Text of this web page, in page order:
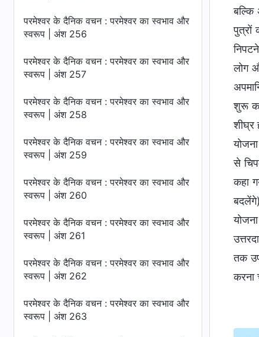
परमेश्वर के दैनिक वचन : परमेश्वर का स्वभाव और
स्वरूप | अंश 256
परमेश्वर के दैनिक वचन : परमेश्वर का स्वभाव और
स्वरूप | अंश 257
परमेश्वर के दैनिक वचन : परमेश्वर का स्वभाव और
स्वरूप | अंश 258
परमेश्वर के दैनिक वचन : परमेश्वर का स्वभाव और
स्वरूप | अंश 259
परमेश्वर के दैनिक वचन : परमेश्वर का स्वभाव और
स्वरूप | अंश 260
परमेश्वर के दैनिक वचन : परमेश्वर का स्वभाव और
स्वरूप | अंश 261
परमेश्वर के दैनिक वचन : परमेश्वर का स्वभाव और
स्वरूप | अंश 262
परमेश्वर के दैनिक वचन : परमेश्वर का स्वभाव और
स्वरूप | अंश 263
बल्कि
पुत्रों
लोग
शुरू
शीघ्र
से
कहा
तक
करना